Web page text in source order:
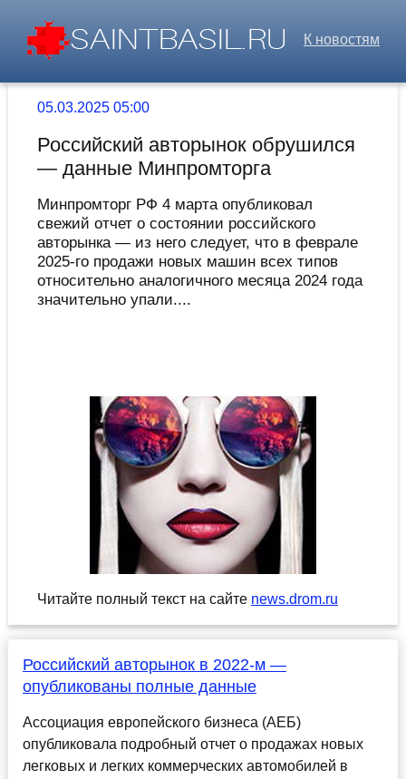
К новостям
05.03.2025 05:00
Российский авторынок обрушился
— данные Минпромторга
Минпромторг РФ 4 марта опубликовал
свежий отчет о состоянии российского
авторынка — из него следует, что в феврале
2025-го продажи новых машин всех типов
относительно аналогичного месяца 2024 года
значительно упали....
Читайте полный текст на сайте news.drom.ru
Российский авторынок в 2022-м —
опубликованы полные данные
Ассоциация европейского бизнеса (АЕБ)
опубликовала подробный отчет о продажах новых
легковых и легких коммерческих автомобилей в